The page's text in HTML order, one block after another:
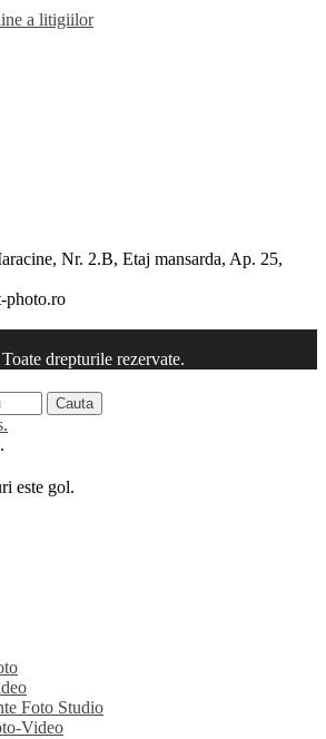
a litigiilor
Nr. 2.B, Etaj mansarda, Ap. 25,
photo.ro
drepturile rezervate.
Cauta
este gol.
Foto Studio
Video